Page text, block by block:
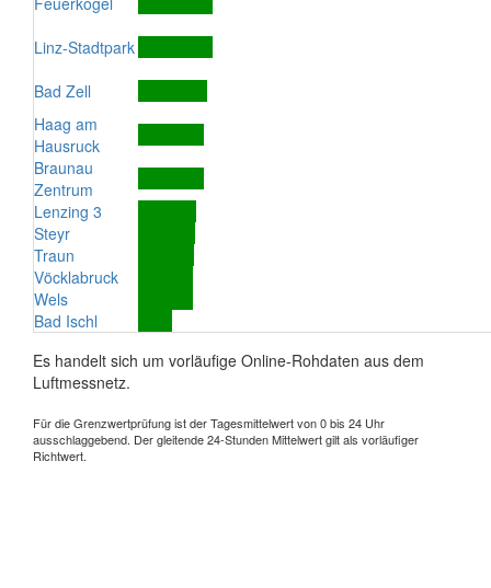
Linz-Stadtpark
Bad Zell
Haag am
Hausruck
Braunau
Zentrum
Lenzing 3
Steyr
Traun
Vöcklabruck
Wels
Bad Ischl
Es handelt sich um vorläufige Online-Rohdaten aus dem
Luftmessnetz.
Für die Grenzwertprüfung ist der Tagesmittelwert von 0 bis 24 Uhr
ausschlaggebend. Der gleitende 24-Stunden Mittelwert gilt als vorläufiger
Richtwert.